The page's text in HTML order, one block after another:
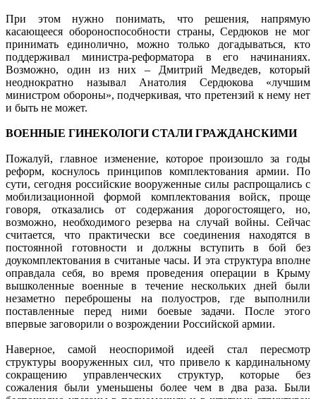
При этом нужно понимать, что решения, напрямую
касающееся обороноспособности страны, Сердюков не мог
принимать единолично, можно только догадываться, кто
поддерживал министра-реформатора в его начинаниях.
Возможно, один из них – Дмитрий Медведев, который
неоднократно называл Анатолия Сердюкова «лучшим
министром обороны», подчеркивая, что претензий к нему нет
и быть не может.
ВОЕННЫЕ ГИНЕКОЛОГИ СТАЛИ ГРАЖДАНСКИМИ
Пожалуй, главное изменение, которое произошло за годы
реформ, коснулось принципов комплектования армии. По
сути, сегодня российские вооруженные силы распрощались с
мобилизационной формой комплектования войск, проще
говоря, отказались от содержания дорогостоящего, но,
возможно, необходимого резерва на случай войны. Сейчас
считается, что практически все соединения находятся в
постоянной готовности и должны вступить в бой без
доукомплектования в считаные часы. И эта структура вполне
оправдала себя, во время проведения операции в Крыму
вышколенные военные в течение нескольких дней были
незаметно переброшены на полуостров, где выполнили
поставленные перед ними бое­вые задачи. После этого
впервые заговорили о возрождении Российской армии.
Наверное, самой неоспоримой идеей стал пересмотр
структуры вооруженных сил, что привело к кардинальному
сокращению управленческих структур, которые без
сожаления были уменьшены более чем в два раза. Были